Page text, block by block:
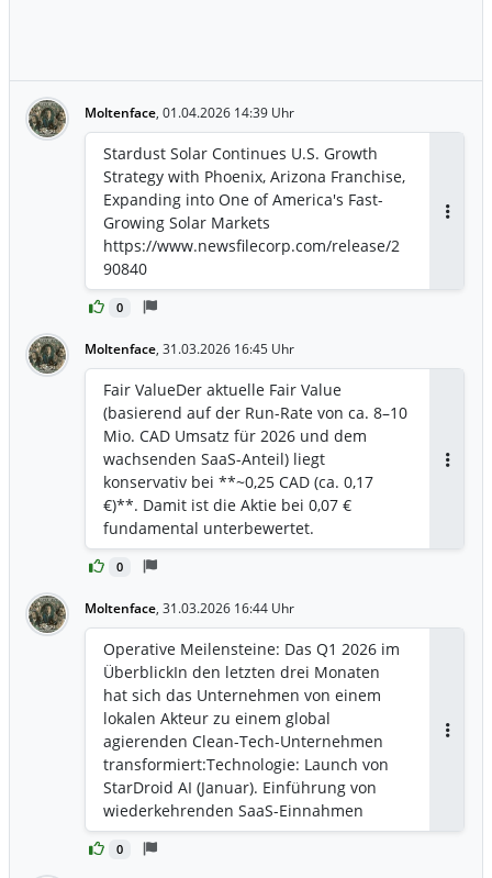
Industrie dort massiv wächst und das
Netz schwach ist. Dennoch sollten bei
solchen Infrastrukturprojekten in
Schwellenländern immer
Währungsrisiken und mögliche
bürokratische oder bauliche
Verzögerungen einkalkuliert werden.
Zudem wird der volle Cashflow erst 2027
fließen. **Quellen:** * Originalartikel
CBC News (06.04.2026): Solar power in
Africa is heating up * PR Stardust Solar
Gruß,
an einer Kapitalmarktkonferenz
teilzunehmen und sich mit Investoren
sowie Branchenvertretern zu treffen.
Solche Termine werden oft genutzt, um
die Bekanntheit bei institutionellen
Anlegern zu steigern. Für Investoren ist
neben der geografischen Expansion vor
allem die Kombination aus lokaler
Installation und zentralisierter
Technologie- sowie Schulungsplattform
relevant, da dies die operative
Skalierung erleichtert. Hier ist die
Originalquelle für die Details: Newsfile
Corp. - Stardust Solar Expansion
Moltenface, 01.04.2026 14:39 Uhr
0
Stardust Solar Continues U.S. Growth
Strategy with Phoenix, Arizona Franchise,
Expanding into One of America's Fast-
Growing Solar Markets
https://www.newsfilecorp.com/release/2
90840
Moltenface, 31.03.2026 16:45 Uhr
0
Fair Value ​Der aktuelle Fair Value
(basierend auf der Run-Rate von ca. 8–10
Mio. CAD Umsatz für 2026 und dem
wachsenden SaaS-Anteil) liegt
konservativ bei **~0,25 CAD (ca. 0,17
€)**. Damit ist die Aktie bei 0,07 €
fundamental unterbewertet.
Moltenface, 31.03.2026 16:44 Uhr
0
Operative Meilensteine: Das Q1 2026 im
Überblick ​In den letzten drei Monaten
hat sich das Unternehmen von einem
lokalen Akteur zu einem global
agierenden Clean-Tech-Unternehmen
transformiert: ​Technologie: Launch von
StarDroid AI (Januar). Einführung von
wiederkehrenden SaaS-Einnahmen
durch intelligente Batterie-Optimierung. ​
Globalisierung: Übernahme der SIG in